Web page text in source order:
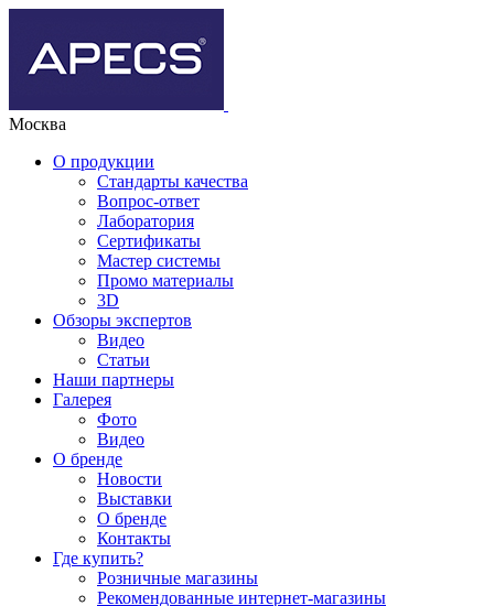
Москва
О продукции
Стандарты качества
Вопрос-ответ
Лаборатория
Сертификаты
Мастер системы
Промо материалы
3D
Обзоры экспертов
Видео
Статьи
Наши партнеры
Галерея
Фото
Видео
О бренде
Новости
Выставки
О бренде
Контакты
Где купить?
Розничные магазины
Рекомендованные интернет-магазины